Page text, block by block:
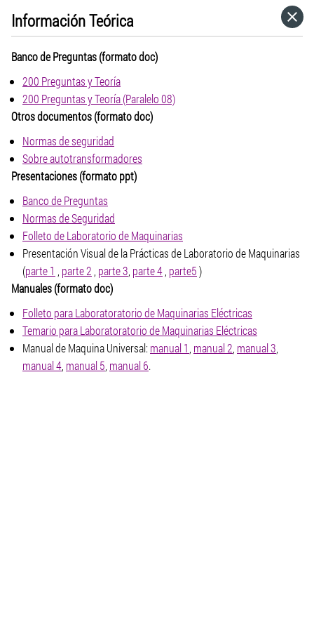
Información Teórica
Banco de Preguntas (formato doc)
200 Preguntas y Teoría
200 Preguntas y Teoría (Paralelo 08)
Otros documentos (formato doc)
Normas de seguridad
Sobre autotransformadores
Presentaciones (formato ppt)
Banco de Preguntas
Normas de Seguridad
Folleto de Laboratorio de Maquinarias
Presentación Visual de la Prácticas de Laboratorio de Maquinarias
(parte1 parte 2 parte 3 parte 4 parte5)
Manuales (formato doc)
Folleto para Laboratoratorio de Maquinarias Eléctricas
Temario para Laboratoratorio de Maquinarias Eléctricas
Manual de Maquina Universal:manual 1 manual 2 manual 3
manual 4 manual 5 manual 6.
HOME
IR A
VISITA EL SITIO WEB